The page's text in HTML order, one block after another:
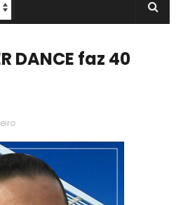
DANCE faz 40